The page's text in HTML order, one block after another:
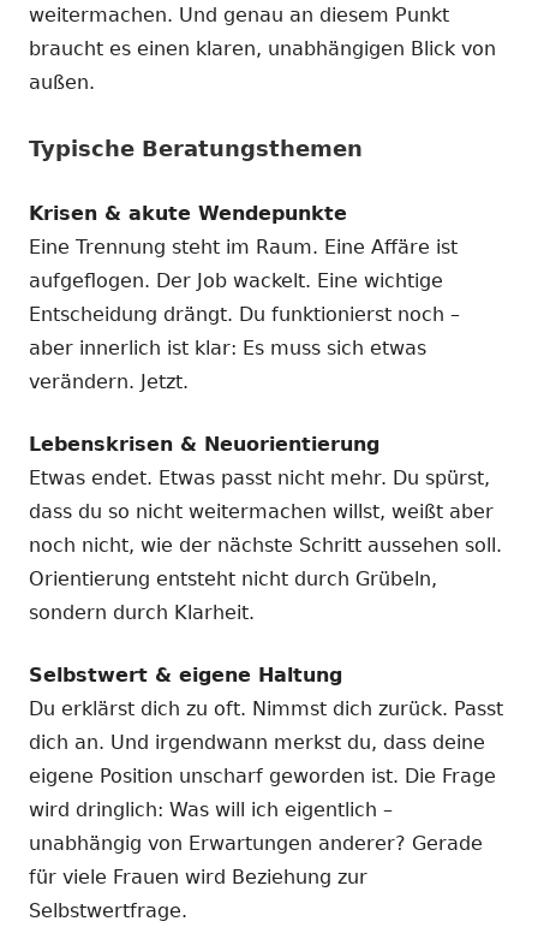
weitermachen. Und genau an diesem Punkt
braucht es einen klaren, unabhängigen Blick von
außen.
Typische Beratungsthemen
Krisen & akute Wendepunkte
Eine Trennung steht im Raum. Eine Affäre ist
aufgeflogen. Der Job wackelt. Eine wichtige
Entscheidung drängt. Du funktionierst noch –
aber innerlich ist klar: Es muss sich etwas
verändern. Jetzt.
Lebenskrisen & Neuorientierung
Etwas endet. Etwas passt nicht mehr. Du spürst,
dass du so nicht weitermachen willst, weißt aber
noch nicht, wie der nächste Schritt aussehen soll.
Orientierung entsteht nicht durch Grübeln,
sondern durch Klarheit.
Selbstwert & eigene Haltung
Du erklärst dich zu oft. Nimmst dich zurück. Passt
dich an. Und irgendwann merkst du, dass deine
eigene Position unscharf geworden ist. Die Frage
wird dringlich: Was will ich eigentlich –
unabhängig von Erwartungen anderer? Gerade
für viele Frauen wird Beziehung zur
Selbstwertfrage.